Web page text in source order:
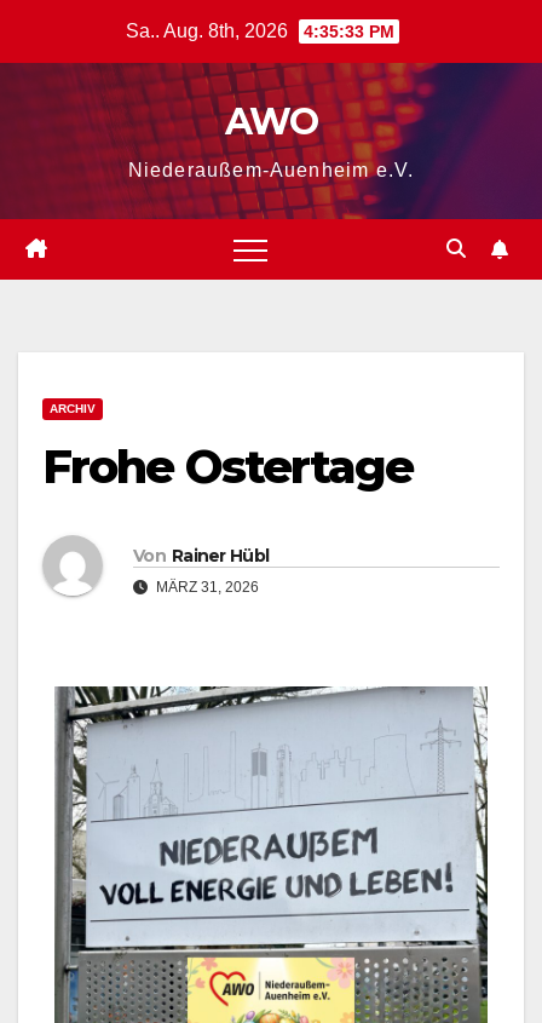
Sa.. Aug. 8th, 2026 4:35:34 PM
AWO
Niederaußem-Auenheim e.V.
ARCHIV
Frohe Ostertage
Von Rainer Hübl
MÄRZ 31, 2026